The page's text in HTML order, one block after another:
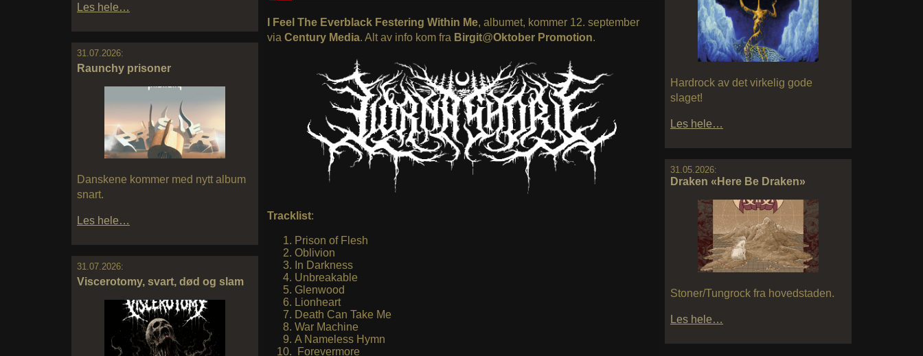
Les hele…
31.07.2026:
Raunchy prisoner
Danskene kommer med nytt album
snart.
Les hele…
31.07.2026:
Viscerotomy, svart, død og slam
Hardrock av det virkelig gode
slaget!
Les hele…
31.05.2026:
Draken «Here Be Draken»
Stoner/Tungrock fra hovedstaden.
Les hele…
I Feel The Everblack Festering Within Me, albumet, kommer 12. september
via Century Media. Alt av info kom fra Birgit@Oktober Promotion.
Tracklist:
Prison of Flesh
Oblivion
In Darkness
Unbreakable
Glenwood
Lionheart
Death Can Take Me
War Machine
A Nameless Hymn
Forevermore